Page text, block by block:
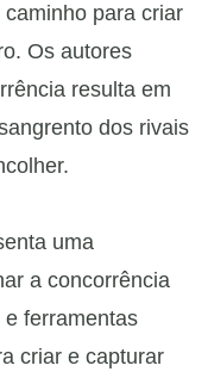
para criar
Os autores
resulta em
dos rivais
uma
a concorrência
ferramentas
criar e capturar